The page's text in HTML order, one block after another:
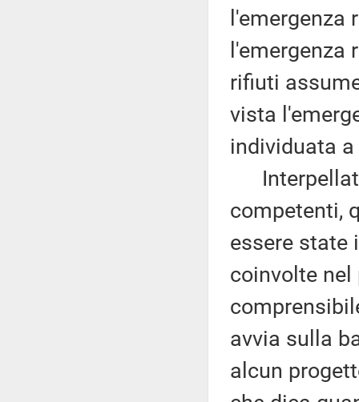
rifiuti
vista
individuata
Interpellati
competenti,
essere state
coinvolte nel
avvia sulla
alcun